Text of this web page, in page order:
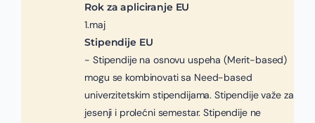
Rok za apliciranje EU
1.maj
Stipendije EU
- Stipendije na osnovu uspeha (Merit-based)
mogu se kombinovati sa Need-based
univerzitetskim stipendijama. Stipendije važe za
jesenji i prolećni semestar. Stipendije ne